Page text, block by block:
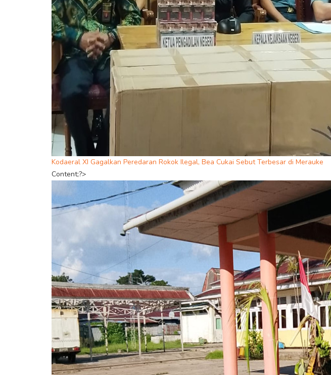
Kodaeral XI Gagalkan Peredaran Rokok Ilegal, Bea Cukai Sebut Terbesar di Merauke
Content;?>